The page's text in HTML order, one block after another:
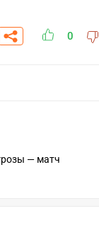
0
— матч